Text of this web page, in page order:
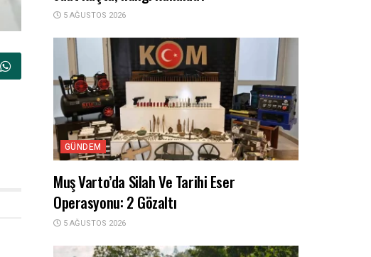
5 AĞUSTOS 2026
GÜNDEM
Muş Varto’da Silah Ve Tarihi Eser
Operasyonu: 2 Gözaltı
5 AĞUSTOS 2026